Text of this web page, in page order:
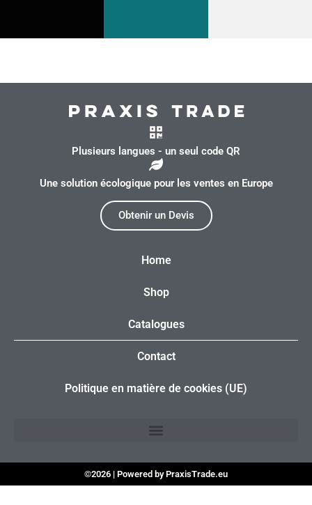
Plusieurs langues - un seul code QR
Une solution écologique pour les ventes en Europe
Obtenir un Devis
Home
Shop
Catalogues
Contact
Politique en matière de cookies (UE)
©2026 | Powered by PraxisTrade.eu